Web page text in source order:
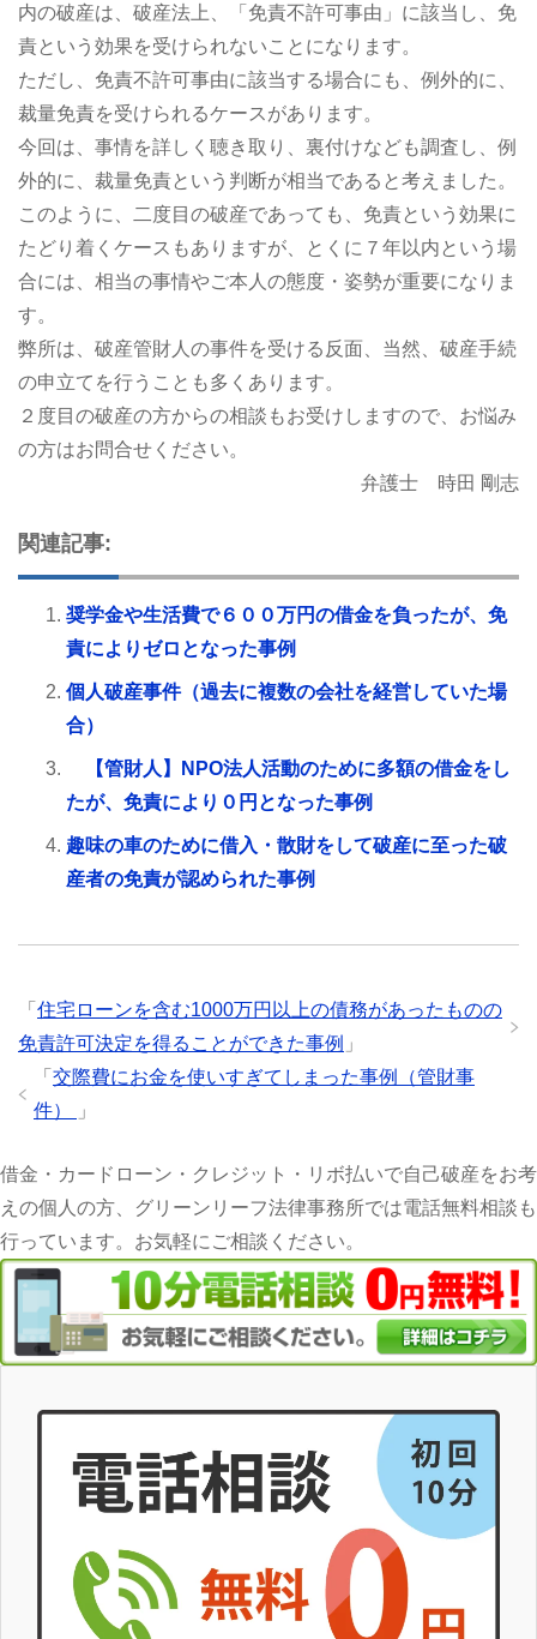
内の破産は、破産法上、「免責不許可事由」に該当し、免
責という効果を受けられないことになります。
ただし、免責不許可事由に該当する場合にも、例外的に、
裁量免責を受けられるケースがあります。
今回は、事情を詳しく聴き取り、裏付けなども調査し、例
外的に、裁量免責という判断が相当であると考えました。
このように、二度目の破産であっても、免責という効果に
たどり着くケースもありますが、とくに７年以内という場
合には、相当の事情やご本人の態度・姿勢が重要になりま
す。
弊所は、破産管財人の事件を受ける反面、当然、破産手続
の申立てを行うことも多くあります。
２度目の破産の方からの相談もお受けしますので、お悩み
の方はお問合せください。
弁護士 時田 剛志
関連記事:
奨学金や生活費で６００万円の借金を負ったが、免
責によりゼロとなった事例
個人破産事件（過去に複数の会社を経営していた場
合）
【管財人】NPO法人活動のために多額の借金をし
たが、免責により０円となった事例
趣味の車のために借入・散財をして破産に至った破
産者の免責が認められた事例
「 住宅ローンを含む1000万円以上の債務があったものの
免責許可決定を得ることができた事例 」
「 交際費にお金を使いすぎてしまった事例（管財事
件）
」
借金・カードローン・クレジット・リボ払いで自己破産をお考
えの個人の方、グリーンリーフ法律事務所では電話無料相談も
行っています。お気軽にご相談ください。